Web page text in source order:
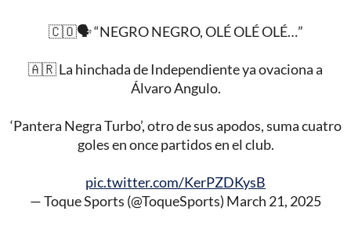
🇨🇴🗣️ “NEGRO NEGRO, OLÉ OLÉ OLÉ…”
🇦🇷 La hinchada de Independiente ya ovaciona a
Álvaro Angulo.
‘Pantera Negra Turbo’, otro de sus apodos, suma cuatro
goles en once partidos en el club.
pic.twitter.com/KerPZDKysB
— Toque Sports (@ToqueSports) March 21, 2025